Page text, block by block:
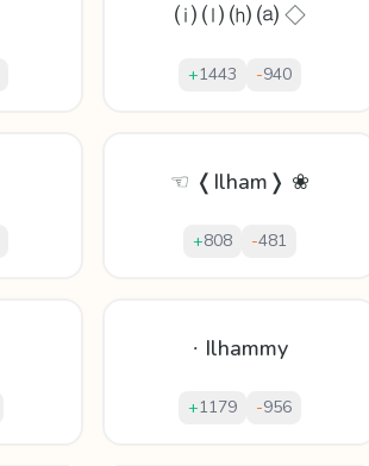
⒤ ⒧ ⒣ ⒜ ◇
+1443 -940
☜ ❬Ilham❭ ❀
+808 -481
∙ Ilhammy
+1179 -956